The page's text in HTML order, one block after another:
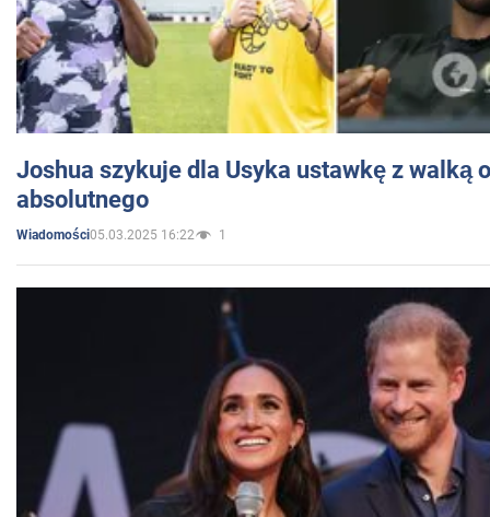
Joshua szykuje dla Usyka ustawkę z walką
absolutnego
Wiadomości05.03.2025 16:22 1